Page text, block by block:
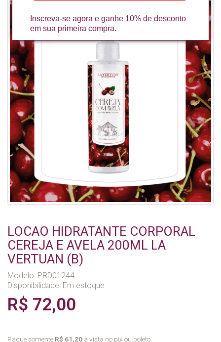
Inscreva-se agora e ganhe 10% de desconto
em sua primeira compra.
LOCAO HIDRATANTE CORPORAL
CEREJA E AVELA 200ML LA
VERTUAN (B)
Modelo: PRD01244
Disponibilidade: Em estoque
R$ 72,00
Pague somente R$ 61,20 à vista no pix ou boleto.